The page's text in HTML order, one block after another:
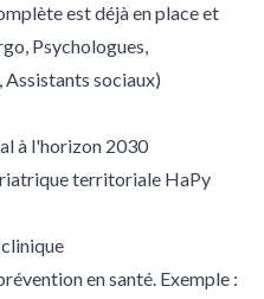
est déjà en place et
Psychologues,
sociaux)
à l'horizon 2030
territoriale HaPy
en santé. Exemple :